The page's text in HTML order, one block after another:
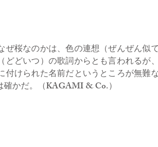
桜なのかは、色の連想（ぜんぜん似
どどいつ）の歌詞からとも言われるが
付けられた名前だというところが無
かだ。（KAGAMI & Co.）